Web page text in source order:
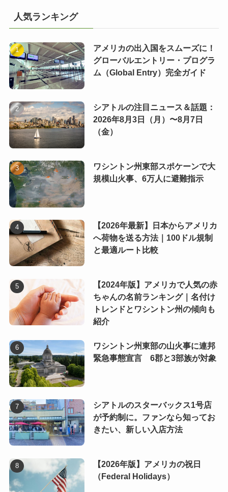
人気ランキング
アメリカの出入国をスムーズに！
グローバルエントリー・プログラ
ム（Global Entry）完全ガイド
シアトルの注目ニュース＆話題：
2026年8月3日（月）〜8月7日
（金）
ワシントン州東部スポケーンで大
規模山火事、6万人に避難指示
【2026年最新】日本からアメリカ
へ荷物を送る方法｜100ドル規制
と最適ルート比較
【2024年版】アメリカで人気の赤
ちゃんの名前ランキング｜名付け
トレンドとワシントン州の傾向も
紹介
ワシントン州東部の山火事に連邦
緊急事態宣言 6郡と3部族が対象
シアトルのスターバックス1号店
が予約制に。ファンなら知ってお
きたい、新しい入店方法
【2026年版】アメリカの祝日
（Federal Holidays）